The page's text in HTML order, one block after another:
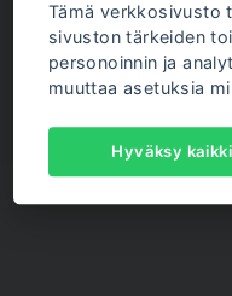
Tämä verkkosivusto
sivuston tärkeiden
personoinnin ja
muuttaa asetuksia
Hyväksy kaikki